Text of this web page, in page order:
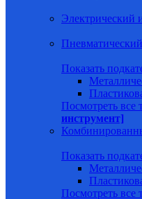
Электрический
Показать
Посмотреть все
инструмент]
Показать
Посмотреть все